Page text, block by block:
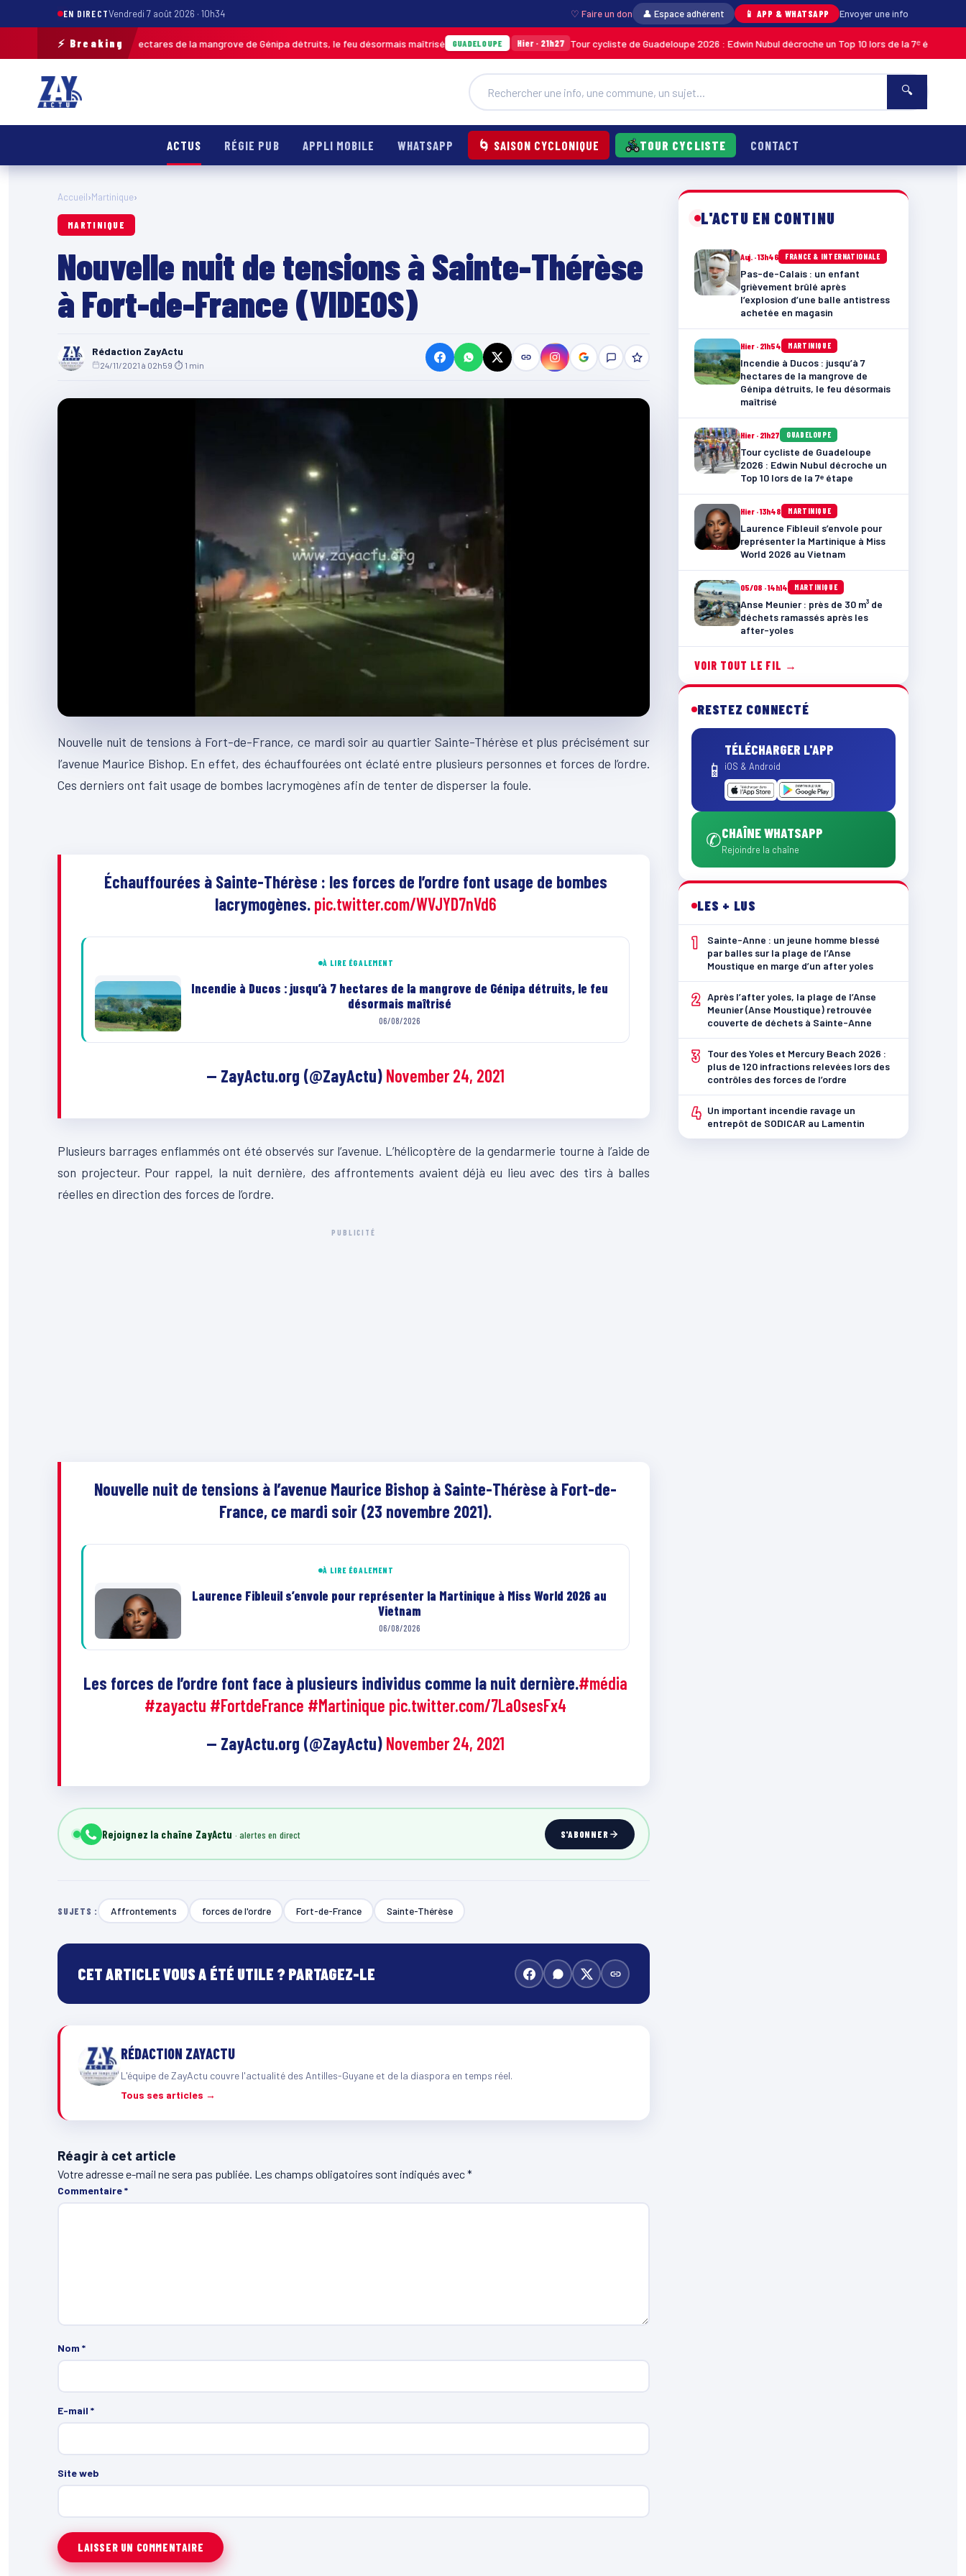
EN DIRECTVendredi 7 août 2026 · 10h34 ♡ Faire un don 👤 Espace adhérent 📱 APP & WHATSAPP Envoyer une info
⚡ Breaking
Ducos : jusqu’à 7 hectares de la mangrove de Génipa détruits, le feu désormais maîtrisé GUADELOUPE Hier · 21h27 Tour cycliste de Guadeloupe 2026 : Edwin Nubul décroche un Top 10 lors de la 7ᵉ étape MARTINIQUE
🔍
ACTUS RÉGIE PUB APPLI MOBILE WHATSAPP 🌀 SAISON CYCLONIQUE TOUR CYCLISTE CONTACT
Accueil›Martinique›
MARTINIQUE
Nouvelle nuit de tensions à Sainte-Thérèse
à Fort-de-France (VIDEOS)
Rédaction ZayActu
24/11/2021 à 02h59 ⏱ 1 min
Nouvelle nuit de tensions à Fort-de-France, ce mardi soir au quartier Sainte-Thérèse et plus précisément sur
l’avenue Maurice Bishop. En effet, des échauffourées ont éclaté entre plusieurs personnes et forces de l’ordre.
Ces derniers ont fait usage de bombes lacrymogènes afin de tenter de disperser la foule.
Échauffourées à Sainte-Thérèse : les forces de l’ordre font usage de bombes
lacrymogènes. pic.twitter.com/WVJYD7nVd6
À LIRE ÉGALEMENT
Incendie à Ducos : jusqu’à 7 hectares de la mangrove de Génipa détruits, le feu
désormais maîtrisé
06/08/2026
— ZayActu.org (@ZayActu) November 24, 2021
Plusieurs barrages enflammés ont été observés sur l’avenue. L’hélicoptère de la gendarmerie tourne à l’aide de
son projecteur. Pour rappel, la nuit dernière, des affrontements avaient déjà eu lieu avec des tirs à balles
réelles en direction des forces de l’ordre.
PUBLICITÉ
Nouvelle nuit de tensions à l’avenue Maurice Bishop à Sainte-Thérèse à Fort-de-
France, ce mardi soir (23 novembre 2021).
À LIRE ÉGALEMENT
Laurence Fibleuil s’envole pour représenter la Martinique à Miss World 2026 au
Vietnam
06/08/2026
Les forces de l’ordre font face à plusieurs individus comme la nuit dernière.#média
#zayactu #FortdeFrance #Martinique pic.twitter.com/7La0sesFx4
— ZayActu.org (@ZayActu) November 24, 2021
Rejoignez la chaîne ZayActu S'ABONNER
SUJETS : Affrontements forces de l'ordre Fort-de-France Sainte-Thérèse
CET ARTICLE VOUS A ÉTÉ UTILE ? PARTAGEZ-LE
RÉDACTION ZAYACTU
L'équipe de ZayActu couvre l'actualité des Antilles-Guyane et de la diaspora en temps réel.
Tous ses articles →
Réagir à cet article
Votre adresse e-mail ne sera pas publiée. Les champs obligatoires sont indiqués avec*
Commentaire*
Nom *
E-mail *
Site web
L'ACTU EN CONTINU
Auj. · 13h46 FRANCE & INTERNATIONALE
Pas-de-Calais : un enfant
grièvement brûlé après
l’explosion d’une balle antistress
achetée en magasin
Hier · 21h54 MARTINIQUE
Incendie à Ducos : jusqu’à 7
hectares de la mangrove de
Génipa détruits, le feu désormais
maîtrisé
Hier · 21h27 GUADELOUPE
Tour cycliste de Guadeloupe
2026 : Edwin Nubul décroche un
Top 10 lors de la 7ᵉ étape
Hier · 13h48 MARTINIQUE
Laurence Fibleuil s’envole pour
représenter la Martinique à Miss
World 2026 au Vietnam
05/08 · 14h14 MARTINIQUE
Anse Meunier : près de 30 m³ de
déchets ramassés après les
after-yoles
VOIR TOUT LE FIL →
RESTEZ CONNECTÉ
📱
TÉLÉCHARGER L'APP
iOS & Android
✆CHAÎNE WHATSAPP
Rejoindre la chaîne
LES + LUS
1
Sainte-Anne : un jeune homme blessé
par balles sur la plage de l’Anse
Moustique en marge d’un after yoles
2 Après l’after yoles, la plage de l’Anse
Meunier (Anse Moustique) retrouvée
couverte de déchets à Sainte-Anne
3
Tour des Yoles et Mercury Beach 2026 :
plus de 120 infractions relevées lors des
contrôles des forces de l’ordre
4 Un important incendie ravage un
entrepôt de SODICAR au Lamentin